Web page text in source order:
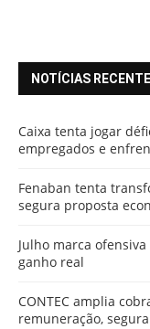
NOTÍCIAS
Caixa tenta jogar
empregados e
Fenaban tenta
segura proposta
Julho marca
ganho real
CONTEC amplia
remuneração,